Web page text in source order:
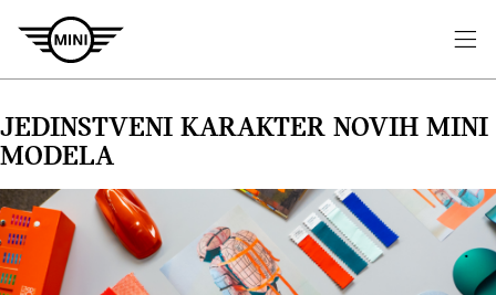
JEDINSTVENI KARAKTER NOVIH MINI
MODELA